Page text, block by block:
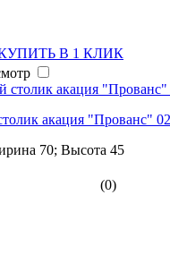
В 1 КЛИК
акация "Прованс"
70; Высота 45
(0)